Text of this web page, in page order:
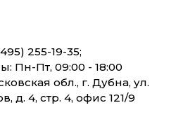
255-19-35;
Пн-Пт, 09:00 - 18:00
обл., г. Дубна, ул.
д. 4, стр. 4, офис 121/9